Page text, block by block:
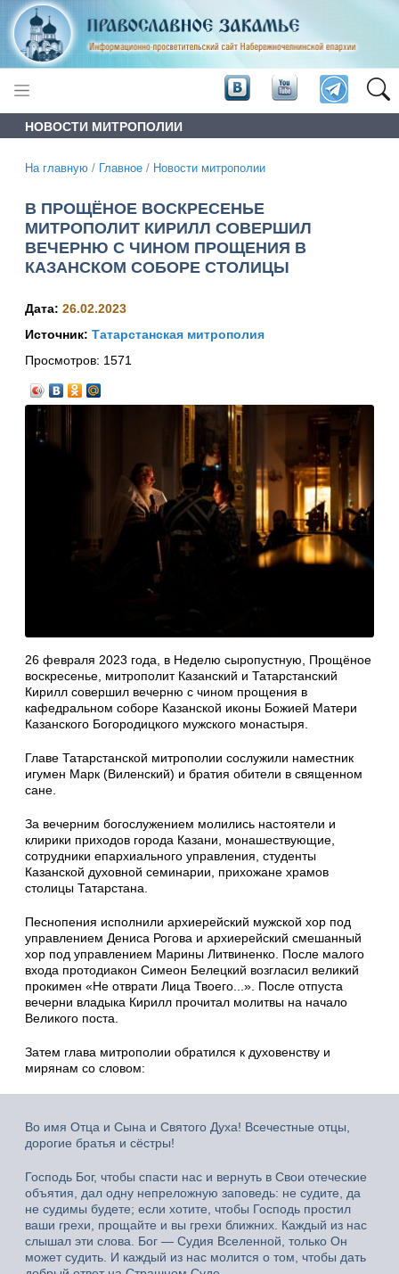
НОВОСТИ МИТРОПОЛИИ
На главную / Главное / Новости митрополии
В ПРОЩЁНОЕ ВОСКРЕСЕНЬЕ
МИТРОПОЛИТ КИРИЛЛ СОВЕРШИЛ
ВЕЧЕРНЮ С ЧИНОМ ПРОЩЕНИЯ В
КАЗАНСКОМ СОБОРЕ СТОЛИЦЫ
Дата: 26.02.2023
Источник: Татарстанская митрополия
Просмотров: 1571
26 февраля 2023 года, в Неделю сыропустную, Прощёное
воскресенье, митрополит Казанский и Татарстанский
Кирилл совершил вечерню с чином прощения в
кафедральном соборе Казанской иконы Божией Матери
Казанского Богородицкого мужского монастыря.
Главе Татарстанской митрополии сослужили наместник
игумен Марк (Виленский) и братия обители в священном
сане.
За вечерним богослужением молились настоятели и
клирики приходов города Казани, монашествующие,
сотрудники епархиального управления, студенты
Казанской духовной семинарии, прихожане храмов
столицы Татарстана.
Песнопения исполнили архиерейский мужской хор под
управлением Дениса Рогова и архиерейский смешанный
хор под управлением Марины Литвиненко. После малого
входа протодиакон Симеон Белецкий возгласил великий
прокимен «Не отврати Лица Твоего...». После отпуста
вечерни владыка Кирилл прочитал молитвы на начало
Великого поста.
Затем глава митрополии обратился к духовенству и
мирянам со словом:
Во имя Отца и Сына и Святого Духа! Всечестные отцы,
дорогие братья и сёстры!
Господь Бог, чтобы спасти нас и вернуть в Свои отеческие
объятия, дал одну непреложную заповедь: не судите, да
не судимы будете; если хотите, чтобы Господь простил
ваши грехи, прощайте и вы грехи ближних. Каждый из нас
слышал эти слова. Бог — Судия Вселенной, только Он
может судить. И каждый из нас молится о том, чтобы дать